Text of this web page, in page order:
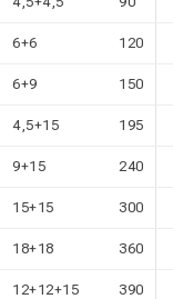
6+6 120
6+9 150
4,5+15 195
9+15 240
15+15 300
18+18 360
12+12+15 390